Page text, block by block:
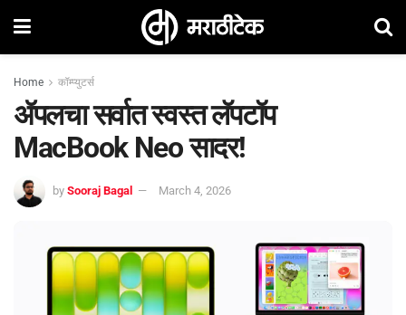
Home कॉम्प्युटर्स
ॲपलचा सर्वात स्वस्त लॅपटॉप
MacBook Neo सादर!
by Sooraj Bagal March 4, 2026